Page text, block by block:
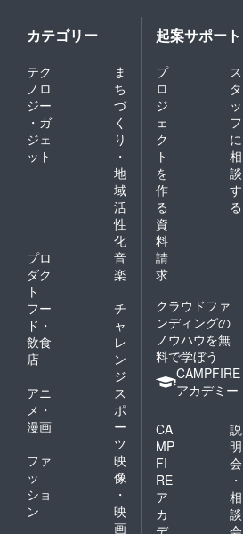
カテゴリー
テク
ノロ
ジー
・ガ
ジェ
ット
ま
ち
づ
く
り
・
地
域
活
性
化
プロ
ダク
ト
音
楽
フー
ド・
飲食
店
チ
ャ
レ
ン
ジ
アニ
メ・
漫画
ス
ポ
ー
ツ
ファ
ッ
ショ
ン
映
像
・
映
画
起案サポート
プ
ロ
ジ
ェ
ク
ト
を
作
る
ス
タ
ッ
フ
に
相
談
す
る
資
料
請
求
クラウドファ
ンディングの
ノウハウを無
料で学ぼう
CAMPFIRE
アカデミー
CA
MP
FI
RE
ア
カ
説
明
会
・
相
談